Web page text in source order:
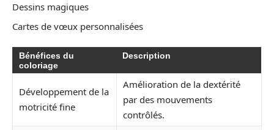
Dessins magiques
Cartes de vœux personnalisées
Bénéfices du
coloriage
Description
Développement de la
motricité fine
Amélioration de la dextérité
par des mouvements
contrôlés.